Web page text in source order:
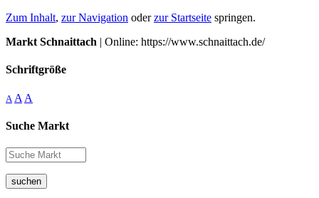
Zum Inhalt, zur Navigation oderzur Startseite springen.
Markt Schnaittach | Online: https://www.schnaittach.de/
Schriftgröße
A A A
Suche Markt
suchen